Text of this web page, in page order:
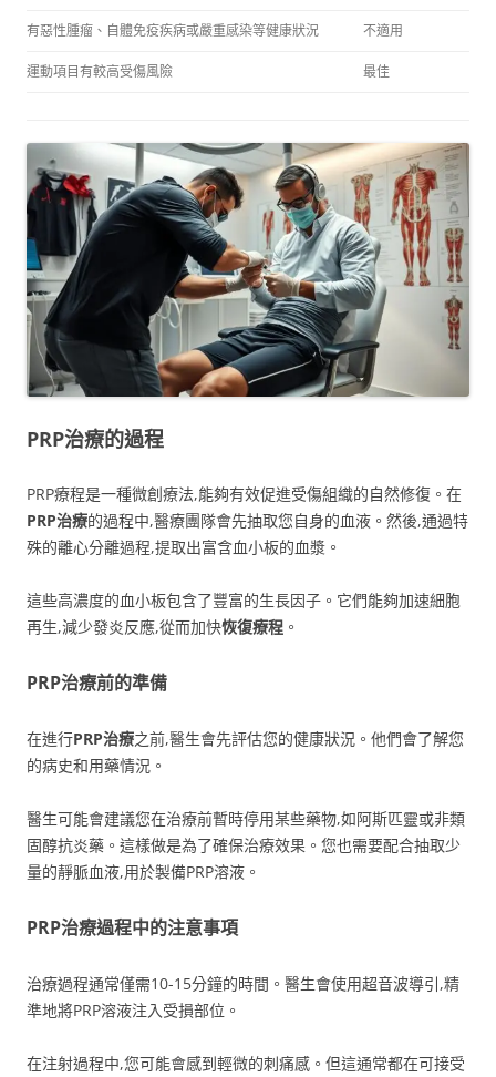
有惡性腫瘤、自體免疫疾病或嚴重感染等健康狀況 不適用
運動項目有較高受傷風險 最佳
PRP治療的過程
PRP療程是一種微創療法,能夠有效促進受傷組織的自然修復。在
PRP治療的過程中,醫療團隊會先抽取您自身的血液。然後,通過特
殊的離心分離過程,提取出富含血小板的血漿。
這些高濃度的血小板包含了豐富的生長因子。它們能夠加速細胞
再生,減少發炎反應,從而加快恢復療程 。
PRP治療前的準備
在進行PRP治療之前,醫生會先評估您的健康狀況。他們會了解您
的病史和用藥情況。
醫生可能會建議您在治療前暫時停用某些藥物,如阿斯匹靈或非類
固醇抗炎藥。這樣做是為了確保治療效果。您也需要配合抽取少
量的靜脈血液,用於製備PRP溶液。
PRP治療過程中的注意事項
治療過程通常僅需10-15分鐘的時間。醫生會使用超音波導引,精
準地將PRP溶液注入受損部位。
在注射過程中,您可能會感到輕微的刺痛感。但這通常都在可接受